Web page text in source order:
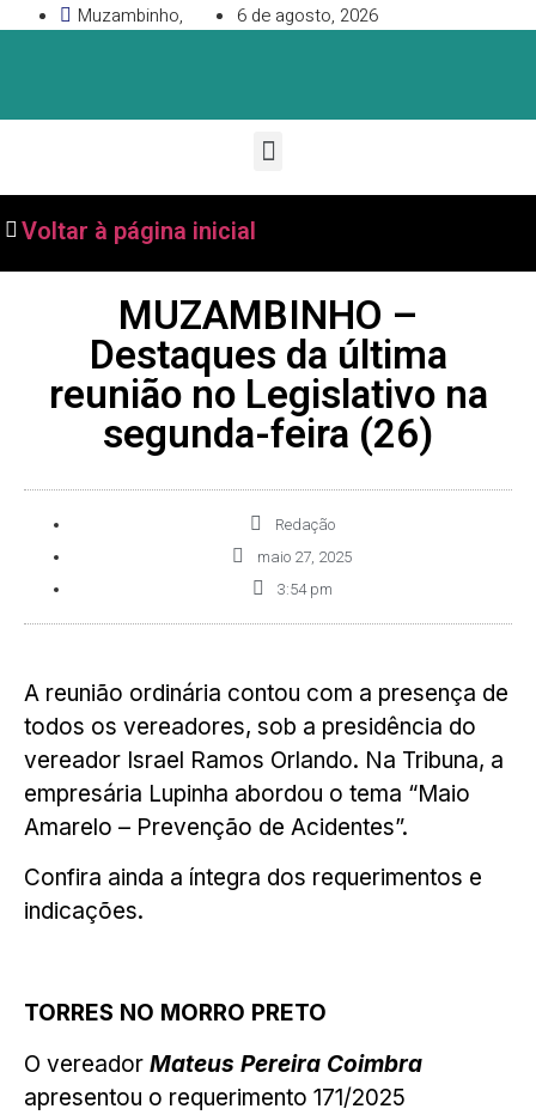
Muzambinho, 6 de agosto, 2026
Voltar à página inicial
MUZAMBINHO –
Destaques da última
reunião no Legislativo na
segunda-feira (26)
Redação
maio 27, 2025
3:54 pm
A reunião ordinária contou com a presença de
todos os vereadores, sob a presidência do
vereador Israel Ramos Orlando. Na Tribuna, a
empresária Lupinha abordou o tema “Maio
Amarelo – Prevenção de Acidentes”.
Confira ainda a íntegra dos requerimentos e
indicações.
TORRES NO MORRO PRETO
O vereador Mateus Pereira Coimbra
apresentou o requerimento 171/2025